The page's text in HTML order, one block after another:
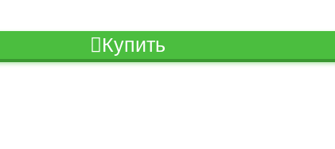
Купить